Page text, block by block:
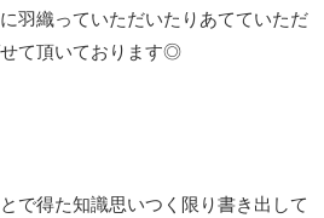
羽織っていただいたりあてていただ
て頂いております◎
で得た知識思いつく限り書き出して